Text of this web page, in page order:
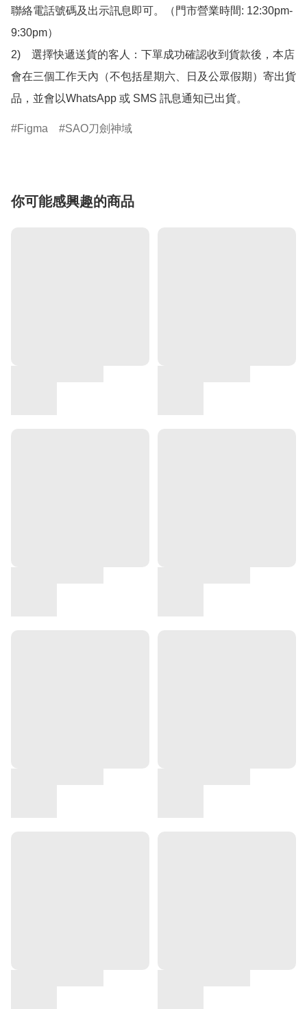
聯絡電話號碼及出示訊息即可。（門市營業時間: 12:30pm-
9:30pm）
2)　選擇快遞送貨的客人：下單成功確認收到貨款後，本店
會在三個工作天內（不包括星期六、日及公眾假期）寄出貨
品，並會以WhatsApp 或 SMS 訊息通知已出貨。
Figma SAO刀劍神域
你可能感興趣的商品